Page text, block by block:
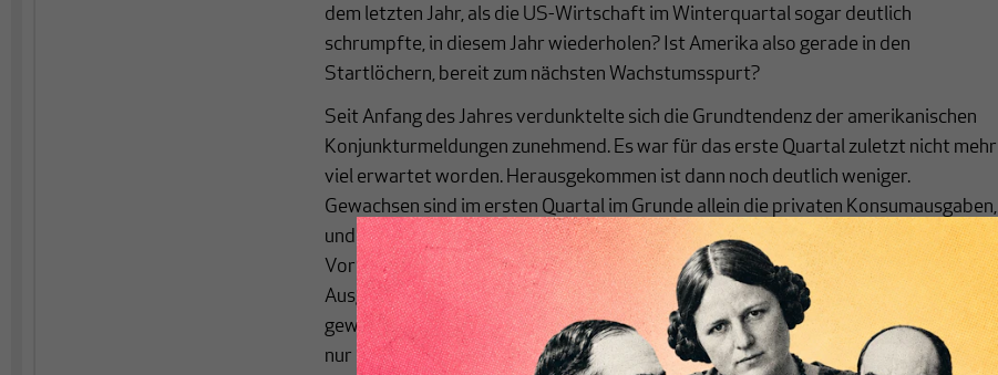
dem letzten Jahr, als die US-Wirtschaft im Winterquartal sogar deutlich
schrumpfte, in diesem Jahr wiederholen? Ist Amerika also gerade in den
Startlöchern, bereit zum nächsten Wachstumsspurt?
Seit Anfang des Jahres verdunktelte sich die Grundtendenz der amerikanischen
Konjunkturmeldungen zunehmend. Es war für das erste Quartal zuletzt nicht mehr
viel erwartet worden. Herausgekommen ist dann noch deutlich weniger.
Gewachsen sind im ersten Quartal im Grunde allein die privaten Konsumausgaben,
und zwar mit einer Jahresrate von mageren 1,9 Prozent (nach 4,4 Prozent im
Vorquartal). Maßgeblich dafür waren allein die Dienstleistungen, während
Ausgaben für dauerhafte Konsumgüter, die zuvor mehrere Quartale sehr stark
gewachsen waren, kaum zulegten. Bei den privaten Investitionsausgaben nahmen
nur noch der Wohnungsbau leicht und Investitionen in intellektuelle